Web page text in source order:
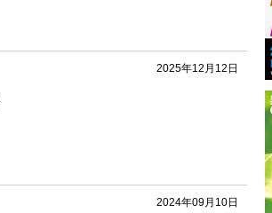
2025年12月12日
2024年09月10日